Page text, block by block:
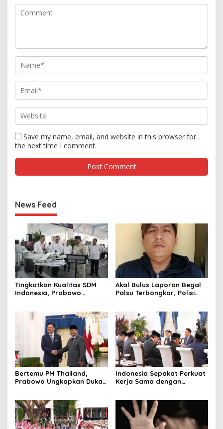
Save my name, email, and website in this browser for
the next time I comment.
News Feed
Tingkatkan Kualitas SDM
Indonesia, Prabowo
Terbaik Dunia
Akal Bulus Laporan Begal
Palsu Terbongkar, Polisi
Bertemu PM Thailand,
Prabowo Ungkapkan Duka
Raja Thailand
Indonesia Sepakat Perkuat
Kerja Sama dengan